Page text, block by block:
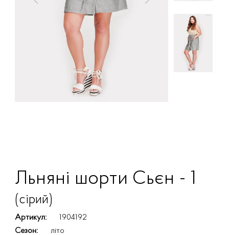
Льняні шорти Сьєн - 1
(сірий)
Артикул:
1904192
Сезон:
літо